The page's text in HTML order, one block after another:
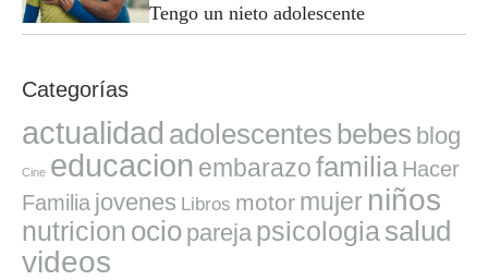
Tengo un nieto adolescente
Categorías
actualidad adolescentes bebes blog
Cine educacion embarazofamilia Hacer
Familia jovenes Libros motor mujer niños
nutricion ocio pareja psicologiasalud
videos